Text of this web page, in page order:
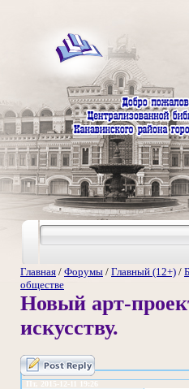
Главная / Форумы / Главный (12+) /
обществе
Новый арт-
искусству.
Пт, 2015-12-11 19:26